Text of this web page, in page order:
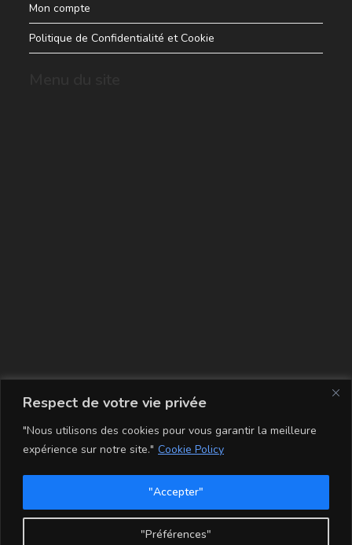
Respect de votre vie privée
"Nous utilisons des cookies pour vous garantir la meilleure
expérience sur notre site." Cookie Policy
"Préférences"
"Accepter"
Mon compte
Politique de Confidentialité et Cookie
La carte
Conditions Générales de Vente Mentions légales
Mon compte
Politique de Confidentialité et Cookie